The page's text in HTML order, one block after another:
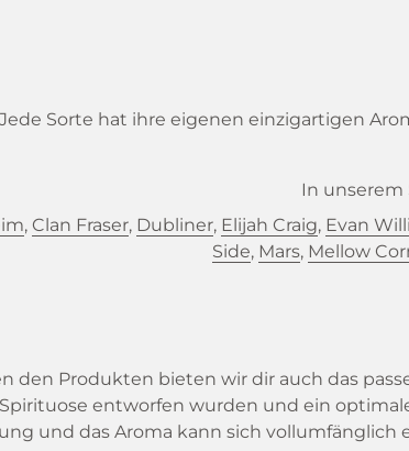
Jede Sorte hat ihre eigenen einzigartigen
In
, Clan Fraser, Dubliner, Elijah Craig, Evan
Side, Mars, Mellow
den Produkten bieten wir dir auch das
entworfen wurden und ein
und das Aroma kann sich vollumfänglich